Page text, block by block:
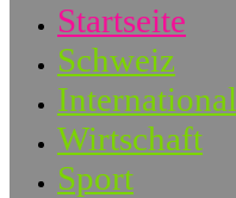
Startseite
Schweiz
International
Wirtschaft
Sport